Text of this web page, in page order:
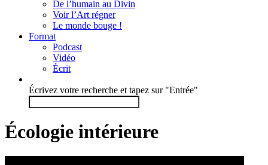
De l’humain au Divin
Voir l’Art régner
Le monde bouge !
Format
Podcast
Vidéo
Écrit
Écrivez votre recherche et tapez sur "Entrée"
Écologie intérieure